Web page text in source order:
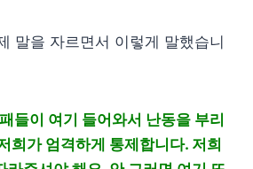
말을 자르면서 이렇게 말했습니
들이 여기 들어와서 난동을 부리
희가 엄격하게 통제합니다. 저희